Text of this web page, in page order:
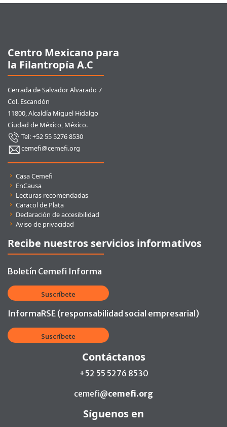
Centro Mexicano para
la Filantropía A.C
Cerrada de Salvador Alvarado 7
Col. Escandón
11800, Alcaldía Miguel Hidalgo
Ciudad de México, México.
Tel: +52 55 5276 8530
cemefi@cemefi.org
Enlaces rápidos
Casa Cemefi
EnCausa
Lecturas recomendadas
Caracol de Plata
Declaración de accesibilidad
Aviso de privacidad
Recibe nuestros servicios informativos
Boletín Cemefi Informa
Suscríbete
InformaRSE (responsabilidad social empresarial)
Suscríbete
Contáctanos
+52 55 5276 8530
cemefi@cemefi.org
Síguenos en